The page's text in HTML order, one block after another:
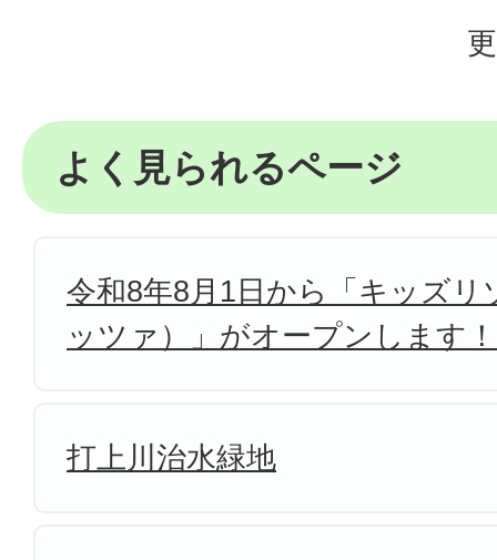
よく見られるページ
令和8年8月1日から「キッズリ
ッツァ）」がオープンします！
打上川治水緑地